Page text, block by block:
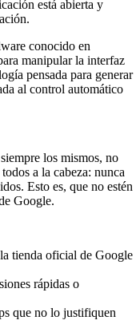
está abierta y
conocido en
manipular la interfaz
pensada para generar
al control automático
los mismos, no
a la cabeza: nunca
Esto es, que no estén
Google.
tienda oficial de Google
rápidas o
que no lo justifiquen